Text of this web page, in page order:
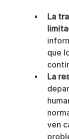
La
que
La
ven